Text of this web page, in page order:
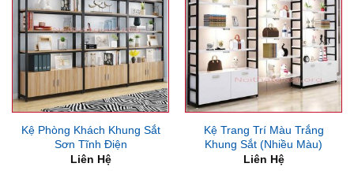
Kệ Phòng Khách Khung Sắt
Sơn Tĩnh Điện
Liên Hệ
Kệ Trang Trí Màu Trắng
Khung Sắt (Nhiều Màu)
Liên Hệ